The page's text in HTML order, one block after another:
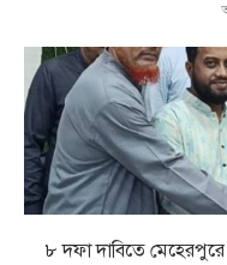
৮ দফা দাবিতে মেহেরপুরে